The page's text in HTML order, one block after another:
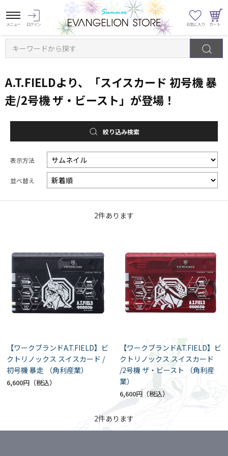
キーワードから探す
A.T.FIELDより、「スイスカード 初号機 暴
走/2号機 ザ・ビースト」が登場！
絞り込み検索
表示方法
並べ替え
2件あります
【ワークブランドA.T.FIELD】ビ
クトリノックス スイスカード /
初号機 暴走 （角利産業）
6,600円
【ワークブランドA.T.FIELD】ビ
クトリノックス スイスカード
/2号機 ザ・ビースト （角利産
業）
6,600円
2件あります